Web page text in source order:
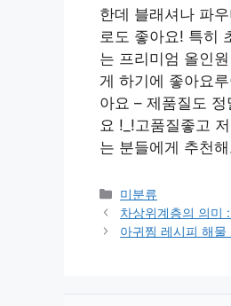
한데 블래셔나 파
로도 좋아요! 특히
는 프리미엄 올인
게 하기에 좋아요
아요 – 제품질도
요 !_!고품질좋고
는 분들에게 추천
Categories
미분류
차상위계층의 의미
아귀찜 레시피 해